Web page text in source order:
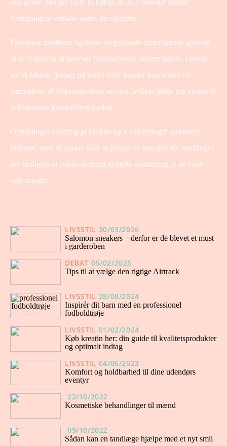
den grund kan det være til hjælp, at du eftersøger online
forretningens omtaler inden du shopper.
Facebook medfører ligeledes nogenlunde fremragende genveje
til at få indtryk af internet forhandlerens troværdighed. I øvrigt
ser vi faktisk firmaer på nettet hvor kunder kan notere en
anmeldelse af virksomhedens service, hvilket tillige må bruges til
at bedømme kundetilfredsheden.
Oplysninger omkring produkter og e-forretninger opdateres
løbende, men vi ønsker ikke at påtage os ansvaret for ændringer
der muligvis er iværksat siden nyligste opdatering af de viste
oplysninger.
LIVSSTIL 30/03/2026
Salomon sneakers – derfor er de blevet et must
i garderoben
DEBAT 05/02/2025
Tips til at vælge den rigtige Airtrack
LIVSSTIL 28/08/2024
Inspirér dit barn med en professionel
fodboldtrøje
LIVSSTIL 01/02/2024
Køb kreatin her: din guide til kvalitetsprodukter
og optimalt indtag
LIVSSTIL 04/06/2023
Komfort og holdbarhed til dine udendørs
eventyr
22/10/2022
Kosmetiske behandlinger til mænd
09/10/2022
Sådan kan en tandlæge hjælpe med et nyt smil